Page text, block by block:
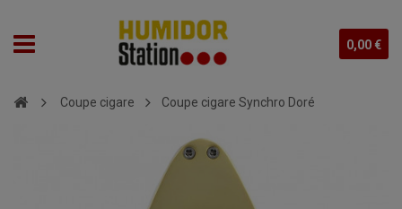
0,00 €
Coupe cigare Coupe cigare Synchro Doré